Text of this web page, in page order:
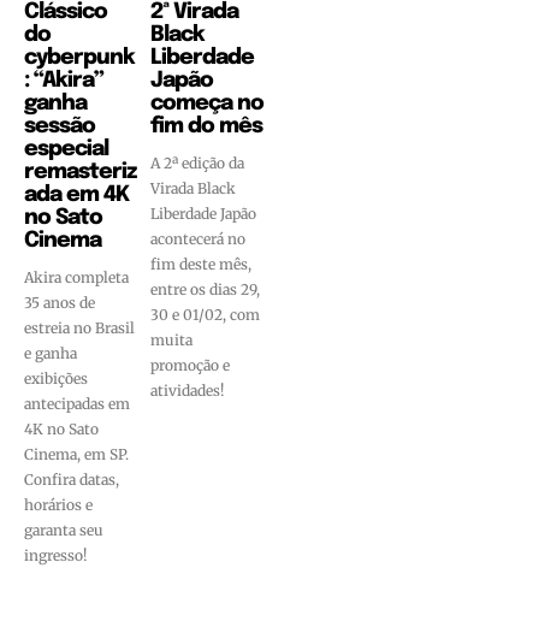
Clássico
do
cyberpunk
: “Akira”
ganha
sessão
especial
remasteriz
ada em 4K
no Sato
Cinema
Akira completa
35 anos de
estreia no Brasil
e ganha
exibições
antecipadas em
4K no Sato
Cinema, em SP.
Confira datas,
horários e
garanta seu
ingresso!
2ª Virada
Black
Liberdade
Japão
começa no
fim do mês
A 2ª edição da
Virada Black
Liberdade Japão
acontecerá no
fim deste mês,
entre os dias 29,
30 e 01/02, com
muita
promoção e
atividades!